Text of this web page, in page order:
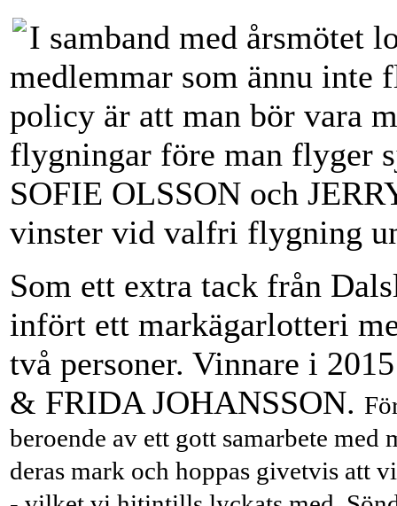
I samband med årsmötet
medlemmar som ännu inte
policy är att man bör vara
flygningar före man flyger
SOFIE OLSSON och
vinster vid valfri flygning
Som ett extra tack från
infört ett markägarlotteri
två personer. Vinnare i
& FRIDA JOHANSSON.
beroende av ett gott samarbete
deras mark och hoppas givetvis att